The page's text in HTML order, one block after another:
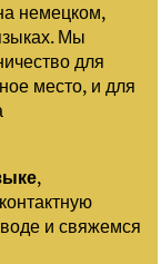
немецком,
Мы
для
место, и для
,
и свяжемся